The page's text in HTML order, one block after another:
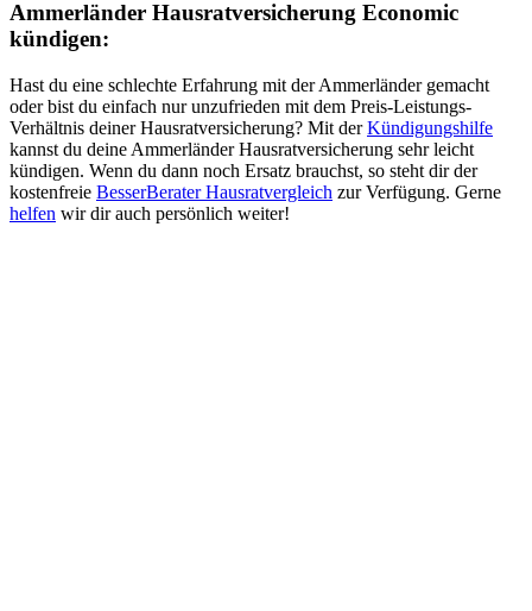
Ammerländer Hausratversicherung Economic
kündigen:
Hast du eine schlechte Erfahrung mit der Ammerländer gemacht
oder bist du einfach nur unzufrieden mit dem Preis-Leistungs-
Verhältnis deiner Hausratversicherung? Mit derKündigungshilfe
kannst du deine Ammerländer Hausratversicherung sehr leicht
kündigen. Wenn du dann noch Ersatz brauchst, so steht dir der
kostenfreie BesserBerater Hausratvergleich zur Verfügung. Gerne
helfen wir dir auch persönlich weiter!